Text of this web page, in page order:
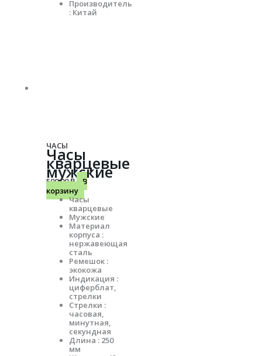
Производитель
: Китай
ЧАСЫ
Часы
кварцевые
мужские
500.00₽
В
корзину
Часы
кварцевые
Мужские
Материал
корпуса :
нержавеющая
сталь
Ремешок :
экокожа
Индикация :
циферблат,
стрелки
Стрелки :
часовая,
минутная,
секундная
Длина : 250
мм